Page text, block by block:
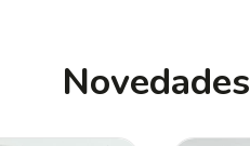
Novedades